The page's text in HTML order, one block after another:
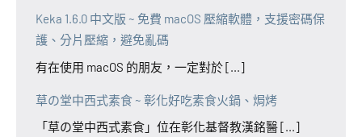
Keka 1.6.0 中文版 ~ 免費 macOS 壓縮軟體，支援密碼保
護、分片壓縮，避免亂碼
有在使用 macOS 的朋友，一定對於 [...]
草の堂中西式素食 ~ 彰化好吃素食火鍋、焗烤
「草の堂中西式素食」位在彰化基督教漢銘醫 [...]